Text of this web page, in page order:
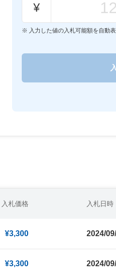
¥
入力した値の入札可能額を自動
入札価格 入札日時
¥3,300 2024/
¥3,300 2024/